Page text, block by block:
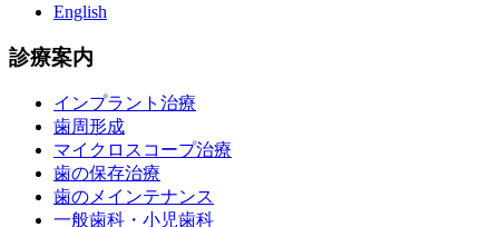
English
診療案内
インプラント治療
歯周形成
マイクロスコープ治療
歯の保存治療
歯のメインテナンス
一般歯科・小児歯科